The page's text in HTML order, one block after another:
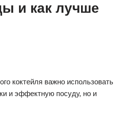
и как лучше
коктейля важно использовать
и эффектную посуду, но и